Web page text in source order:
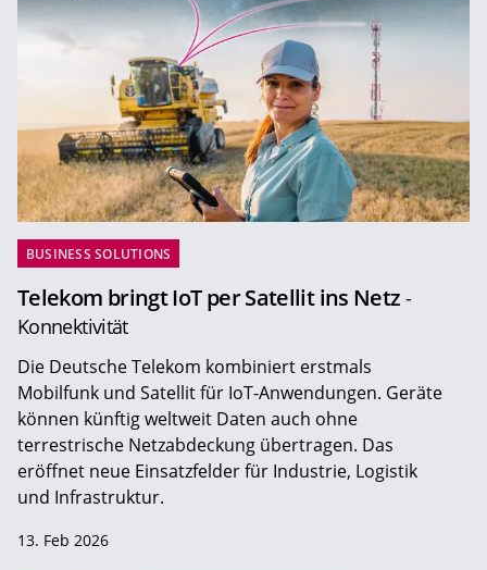
BUSINESS SOLUTIONS
Telekom bringt IoT per Satellit ins Netz -
Konnektivität
Die Deutsche Telekom kombiniert erstmals
Mobilfunk und Satellit für IoT-Anwendungen. Geräte
können künftig weltweit Daten auch ohne
terrestrische Netzabdeckung übertragen. Das
eröffnet neue Einsatzfelder für Industrie, Logistik
und Infrastruktur.
13. Feb 2026